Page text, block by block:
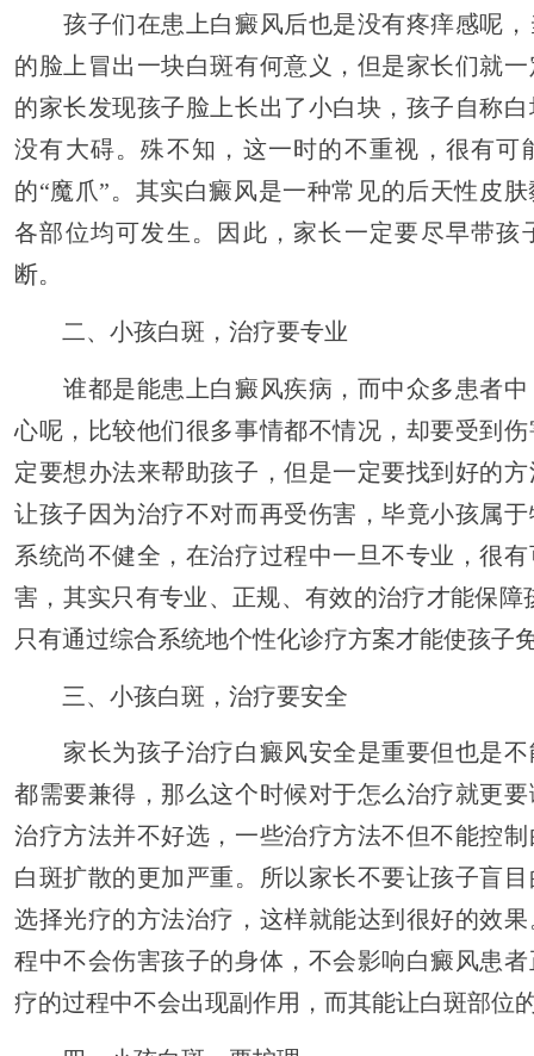
孩子们在患上白癜风后也是没有疼痒感呢，
的脸上冒出一块白斑有何意义，但是家长们就
的家长发现孩子脸上长出了小白块，孩子自称
没有大碍。殊不知，这一时的不重视，很有可
的“魔爪”。其实白癜风是一种常见的后天性皮
各部位均可发生。因此，家长一定要尽早带孩
断。
二、小孩白斑，治疗要专业
谁都是能患上白癜风疾病，而中众多患者中
心呢，比较他们很多事情都不情况，却要受到
定要想办法来帮助孩子，但是一定要找到好的
让孩子因为治疗不对而再受伤害，毕竟小孩属
系统尚不健全，在治疗过程中一旦不专业，很
害，其实只有专业、正规、有效的治疗才能保障
只有通过综合系统地个性化诊疗方案才能使孩子
三、小孩白斑，治疗要安全
家长为孩子治疗白癜风安全是重要但也是不
都需要兼得，那么这个时候对于怎么治疗就更
治疗方法并不好选，一些治疗方法不但不能控
白斑扩散的更加严重。所以家长不要让孩子盲
选择光疗的方法治疗，这样就能达到很好的效
程中不会伤害孩子的身体，不会影响白癜风患
疗的过程中不会出现副作用，而其能让白斑部位